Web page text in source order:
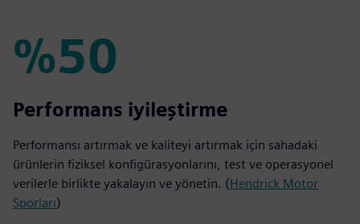
%50
%50
Performans iyileştirme
Performansı artırmak ve kaliteyi artırmak için sahadaki
ürünlerin fiziksel konfigürasyonlarını, test ve operasyonel
verilerle birlikte yakalayın ve yönetin. (Hendrick Motor
Sporları)